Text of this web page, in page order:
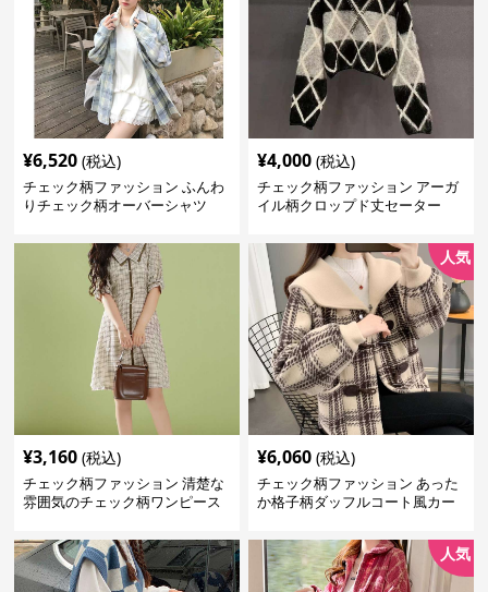
¥6,520 (税込)
チェック柄ファッション ふんわ
りチェック柄オーバーシャツ
¥4,000 (税込)
チェック柄ファッション アーガ
イル柄クロップド丈セーター
¥3,160 (税込)
チェック柄ファッション 清楚な
雰囲気のチェック柄ワンピース
人気
¥6,060 (税込)
チェック柄ファッション あった
か格子柄ダッフルコート風カー
人気